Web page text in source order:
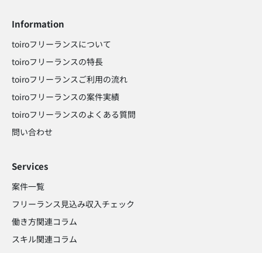
Information
toiroフリーランスについて
toiroフリーランスの特長
toiroフリーランスご利用の流れ
toiroフリーランスの案件実績
toiroフリーランスのよくある質問
問い合わせ​
Services
案件一覧
フリーランス見込み収入チェック​
働き方関連コラム​
スキル関連コラム​